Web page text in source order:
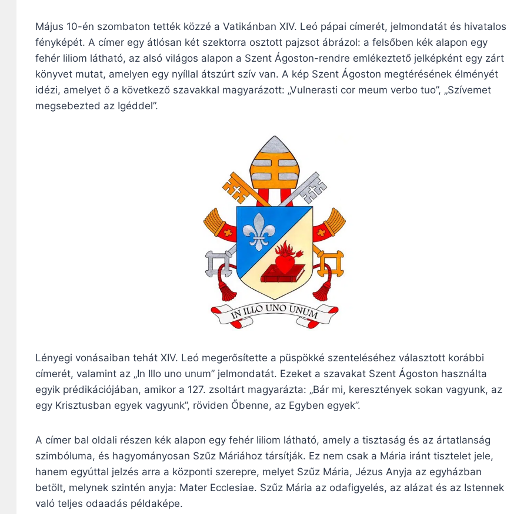
Május 10-én szombaton tették közzé a Vatikánban XIV. Leó pápai címerét, jelmondatát és hivatalos
fényképét. A címer egy átlósan két szektorra osztott pajzsot ábrázol: a felsőben kék alapon egy
fehér liliom látható, az alsó világos alapon a Szent Ágoston-rendre emlékeztető jelképként egy zárt
könyvet mutat, amelyen egy nyíllal átszúrt szív van. A kép Szent Ágoston megtérésének élményét
idézi, amelyet ő a következő szavakkal magyarázott: „Vulnerasti cor meum verbo tuo”, „Szívemet
megsebezted az Igéddel”.
Lényegi vonásaiban tehát XIV. Leó megerősítette a püspökké szenteléséhez választott korábbi
címerét, valamint az „In Illo uno unum” jelmondatát. Ezeket a szavakat Szent Ágoston használta
egyik prédikációjában, amikor a 127. zsoltárt magyarázta: „Bár mi, keresztények sokan vagyunk, az
egy Krisztusban egyek vagyunk”, röviden Őbenne, az Egyben egyek”.
A címer bal oldali részen kék alapon egy fehér liliom látható, amely a tisztaság és az ártatlanság
szimbóluma, és hagyományosan Szűz Máriához társítják. Ez nem csak a Mária iránt tisztelet jele,
hanem egyúttal jelzés arra a központi szerepre, melyet Szűz Mária, Jézus Anyja az egyházban
betölt, melynek szintén anyja: Mater Ecclesiae. Szűz Mária az odafigyelés, az alázat és az Istennek
való teljes odaadás példaképe.